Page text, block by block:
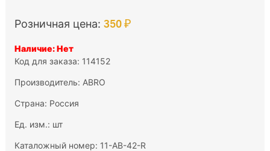
Розничная цена: 350 ₽
Наличие: Нет
Код для заказа: 114152
Производитель: ABRO
Страна: Россия
Ед. изм.: шт
Каталожный номер: 11-AB-42-R